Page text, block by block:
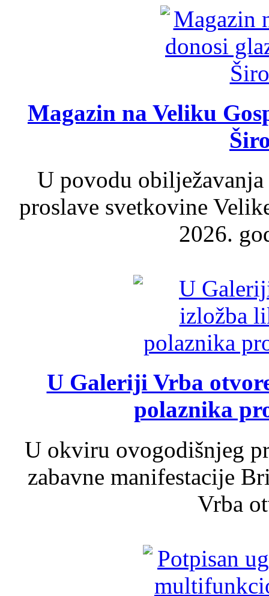
Magazin na Veliku
U povodu
proslave svetkovine
2026.
U Galeriji Vrba
polaznika
U okviru ovogodišnjeg
zabavne manifestacije
Vrba